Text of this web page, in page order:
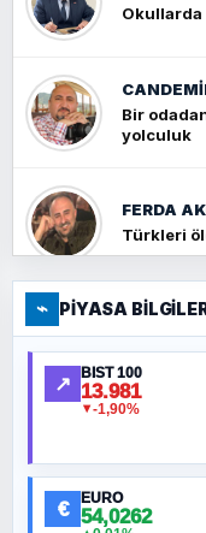
Okullarda
Bir
yolculuk
FERDA
Türkleri
FERHAT
Ankara
Ortadoğu
⌁ PIYASA
↗ BIST 100
13.981
▼-1,90%
€ EURO
54,0262